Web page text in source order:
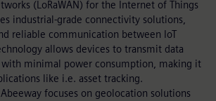
(LoRaWAN) for the Internet of Things
industrial-grade connectivity solutions,
reliable communication between IoT
allows devices to transmit data
with minimal power consumption, making it
like i.e. asset tracking.
focuses on geolocation solutions